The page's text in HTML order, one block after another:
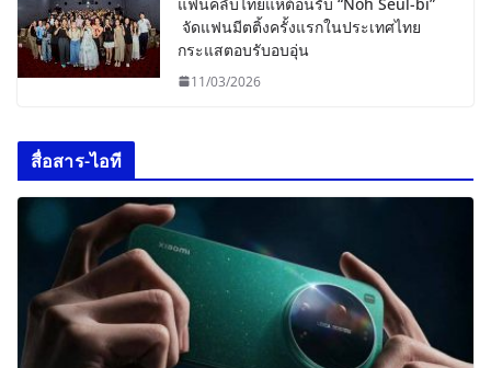
จัดแฟนมีตติ้งครั้งแรกในประเทศไทย
กระแสตอบรับอบอุ่น
11/03/2026
สื่อสาร-ไอที